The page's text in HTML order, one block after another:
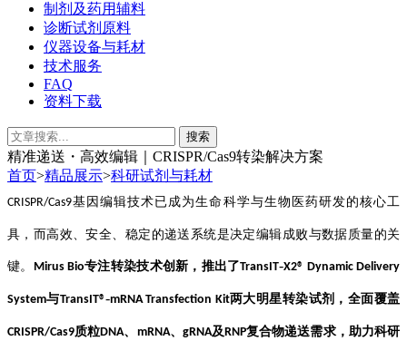
制剂及药用辅料
诊断试剂原料
仪器设备与耗材
技术服务
FAQ
资料下载
精准递送・高效编辑｜CRISPR/Cas9转染解决方案
首页>精品展示>科研试剂与耗材
CRISPR/Cas9基因编辑技术已成为生命科学与生物医药研发的核心工
具，而高效、安全、稳定的递送系统是决定编辑成败与数据质量的关
键。 Mirus Bio专注转染技术创新，推出了TransIT‑X2® Dynamic Delivery
System与TransIT®‑mRNA Transfection Kit两大明星转染试剂 ，全面覆盖
CRISPR/Cas9质粒DNA、 mRNA、 gRNA及RNP复合物递送需求，助力科研